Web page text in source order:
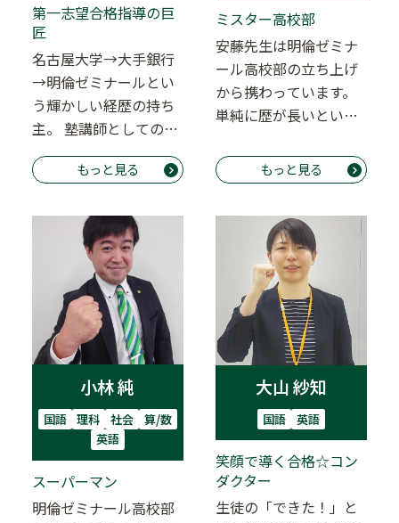
第一志望合格指導の巨
匠
名古屋大学→大手銀行
→明倫ゼミナールとい
う輝かしい経歴の持ち
主。 塾講師としてのキ
ャリア数十年の大ベテ
ラン。 中学受験の…
もっと見る
ミスター高校部
安藤先生は明倫ゼミナ
ール高校部の立ち上げ
から携わっています。
単純に歴が長いという
徒の大学入試をサポ…
もっと見る
小林 純
国語 理科 社会
算/数
英語
スーパーマン
明倫ゼミナール高校部
大山 紗知
国語 英語
笑顔で導く合格☆コン
ダクター
生徒の「できた！」と